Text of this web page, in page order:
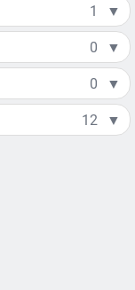
1 ▼
0 ▼
0 ▼
12 ▼